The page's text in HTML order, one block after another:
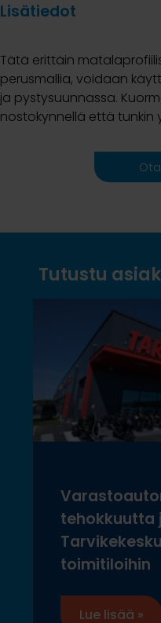
Lisätiedot
Tätä erittäin
perusmallia, voidaan
ja pystysuunnassa.
nostokynnellä että tunkin
Tutustu
tehokkuutta
toimitiloihin
Lue lisää »